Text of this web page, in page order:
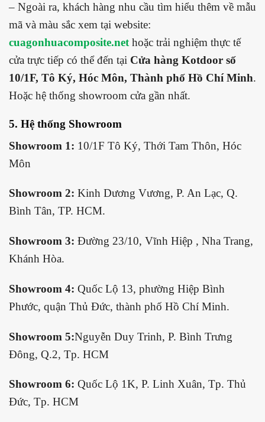
– Ngoài ra, khách hàng nhu cầu tìm hiểu thêm về mẫu
mã và màu sắc xem tại website:
cuagonhuacomposite.net hoặc trải nghiệm thực tế
cửa trực tiếp có thể đến tại Cửa hàng Kotdoor số
10/1F, Tô Ký, Hóc Môn, Thành phố Hồ Chí Minh.
Hoặc hệ thống showroom cửa gần nhất.
5. Hệ thống Showroom
Showroom 1: 10/1F Tô Ký, Thới Tam Thôn, Hóc
Môn
Showroom 2: Kinh Dương Vương, P. An Lạc, Q.
Bình Tân, TP. HCM.
Showroom 3: Đường 23/10, Vĩnh Hiệp , Nha Trang,
Khánh Hòa.
Showroom 4: Quốc Lộ 13, phường Hiệp Bình
Phước, quận Thủ Đức, thành phố Hồ Chí Minh.
Showroom 5:Nguyễn Duy Trinh, P. Bình Trưng
Đông, Q.2, Tp. HCM
Showroom 6: Quốc Lộ 1K, P. Linh Xuân, Tp. Thủ
Đức, Tp. HCM